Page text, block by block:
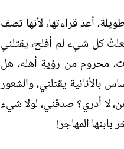
أعد قراءتها، لأنها تصف
كل شيء لم أفلح، يقتلني
محروم من رؤيةِ أهله، هل
بالأنانية يقتلني، والشعور
لا أدري؟ صدقني، لولا شيء
المهاجر!